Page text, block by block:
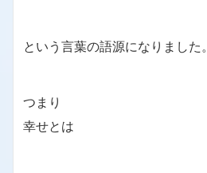
という言葉の語源になりました。
つまり
幸せとは